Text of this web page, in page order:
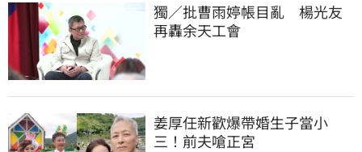
獨／批曹雨婷帳目亂　楊光友
再轟余天工會
姜厚任新歡爆帶婚生子當小
三！前夫嗆正宮